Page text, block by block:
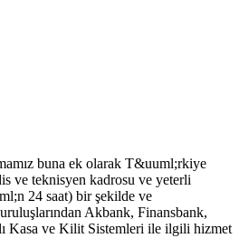
buna ek olarak T&uuml;rkiye
ve teknisyen kadrosu ve yeterli
24 saat) bir şekilde ve
Akbank, Finansbank,
Kasa ve Kilit Sistemleri ile ilgili hizmet